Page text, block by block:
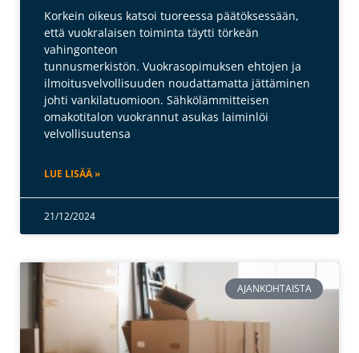
Korkein oikeus katsoi tuoreessa päätöksessään,
että vuokralaisen toiminta täytti törkeän
vahingonteon
tunnusmerkistön. Vuokrasopimuksen ehtojen ja
ilmoitusvelvollisuuden noudattamatta jättäminen
johti vankilatuomioon. Sähkölämmitteisen
omakotitalon vuokrannut asukas laiminlöi
velvollisuutensa
LUE LISÄÄ »
21/12/2024
AJANKOHTAISTA